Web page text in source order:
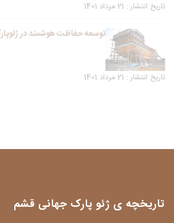
تاریخ انتشار : 21 مرداد 1401
توسعه حفاظت هوشمند در
تاریخ انتشار : 21 مرداد 1401
تاریخچه ی ژئو پارک جهانی قشم